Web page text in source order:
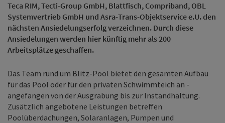
Teca RIM, Tecti-Group GmbH, Blattfisch, Compriband, OBL
Systemvertrieb GmbH und Asra-Trans-Objektservice e.U. den
nächsten Ansiedelungserfolg verzeichnen. Durch diese
Ansiedelungen werden hier künftig mehr als 200
Arbeitsplätze geschaffen.
Das Team rund um Blitz-Pool bietet den gesamten Aufbau
für das Pool oder für den privaten Schwimmteich an -
angefangen von der Ausgrabung bis zur Instandhaltung.
Zusätzlich angebotene Leistungen betreffen
Poolüberdachungen, Solaranlagen, Pumpen und